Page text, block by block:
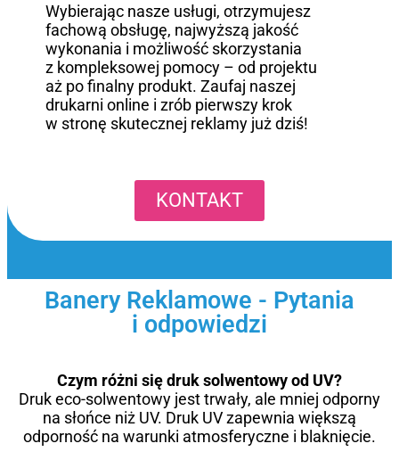
Wybierając nasze usługi, otrzymujesz
fachową obsługę, najwyższą jakość
wykonania i możliwość skorzystania
z kompleksowej pomocy – od projektu
aż po finalny produkt. Zaufaj naszej
drukarni online i zrób pierwszy krok
w stronę skutecznej reklamy już dziś!
KONTAKT
Banery Reklamowe - Pytania
i odpowiedzi
Czym różni się druk solwentowy od UV?
Druk eco-solwentowy jest trwały, ale mniej odporny
na słońce niż UV. Druk UV zapewnia większą
odporność na warunki atmosferyczne i blaknięcie.